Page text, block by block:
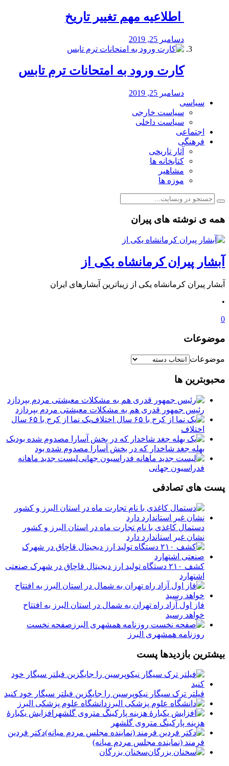
️ اطلاعیه مهم تغییر تاریخ
دسامبر 25, 2019
کارت ورود به امتحانات ترم تابس
دسامبر 25, 2019
سیاسی
سیاست خارجی
سیاست داخلی
اجتماعی
فرهنگی
آثار تاریخی
کتابخانه ها
مشاهیر
موزه ها
همه ی نوشته های پیران
آبشار پیران کرمانشاه یکی از
آبشار پیران کرمانشاه یکی از زیباترین آبشارهای ایران
•
0
موضوعات
موضوعات
محبوبترین ها
رئیس جمهور قدری هم به مشکلات معیشتی مردم بپردازد
یک نما از کرج با ۶۵ سال
اختلاف
یک
بهله جغد شاخدار که در بخش آسارا مصدوم شده بود
لیست جدید ماهانه
فدراسیون جهانی
پست های تصادفی
دستمال کاغذی با نام تجارت ماه در استان البرز و کشور
نشان غیر استاندارد دارد
کشف ۲۱۰ دستگاه تولید ارز دیجیتال قاچاق در شهرک صنعتی
اشتهارد
فاز اول آزاد راه تهران به شمال در استان البرز به افتتاح
خواهد رسید
️صفحه نخست
روزنامه‌ همشهری البرز
بیشترین بازدیدها پست
فیلتر ترک سیگار نیکوپرسین را جایگزین فیلتر سیگار خود کنید
دانشگاه علوم پزشکی البرز
افزایش یکبارۀ
هزینه پارکینگ متروی گلشهر
دكتر فردين
فرمند (نماينده مجلس مردم میانه)
سخنان بزرگان